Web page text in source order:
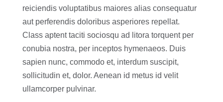
reiciendis voluptatibus maiores alias consequatur
aut perferendis doloribus asperiores repellat.
Class aptent taciti sociosqu ad litora torquent per
conubia nostra, per inceptos hymenaeos. Duis
sapien nunc, commodo et, interdum suscipit,
sollicitudin et, dolor. Aenean id metus id velit
ullamcorper pulvinar.